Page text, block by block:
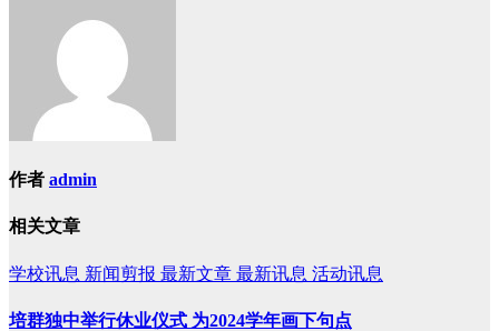
作者 admin
相关文章
学校讯息 新闻剪报 最新文章 最新讯息 活动讯息
培群独中举行休业仪式 为2024学年画下句点